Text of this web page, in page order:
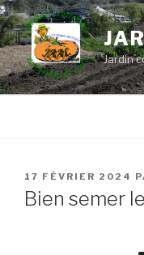
Aller
au
contenu
principal
Jardin
PUBLIÉ
LE
17 FÉVRIER 2024
Bien semer